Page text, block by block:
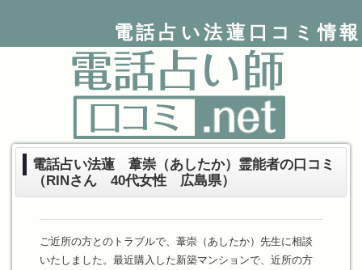
電話占い法蓮口コミ情報
電話占い法蓮 葦崇（あしたか）霊能者の口コミ
（RINさん 40代女性 広島県）
ご近所の方とのトラブルで、葦崇（あしたか）先生に相談
いたしました。最近購入した新築マンションで、近所の方